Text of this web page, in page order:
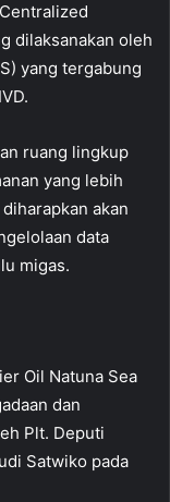
dilaksanakan oleh
yang tergabung
ruang lingkup
yang lebih
akan
data
migas.
Oil Natuna Sea
dan
Plt. Deputi
Satwiko pada